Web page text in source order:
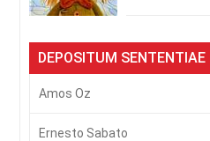
DEPOSITUM SENTENTIAE
Amos Oz
Ernesto Sabato